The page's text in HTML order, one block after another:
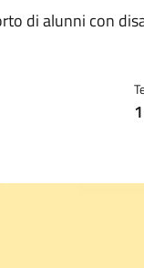
di alunni con